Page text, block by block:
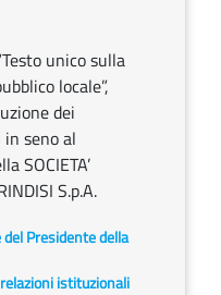
unico sulla
locale”,
dei
seno al
SOCIETA’
S.p.A.
Presidente della
istituzionali